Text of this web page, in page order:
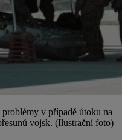
v případě útoku na
vojsk. (Ilustrační foto)